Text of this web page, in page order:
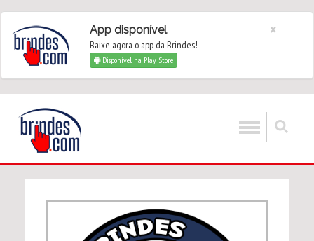
App disponível
Baixe agora o app da Brindes!
Disponível na Play Store
×